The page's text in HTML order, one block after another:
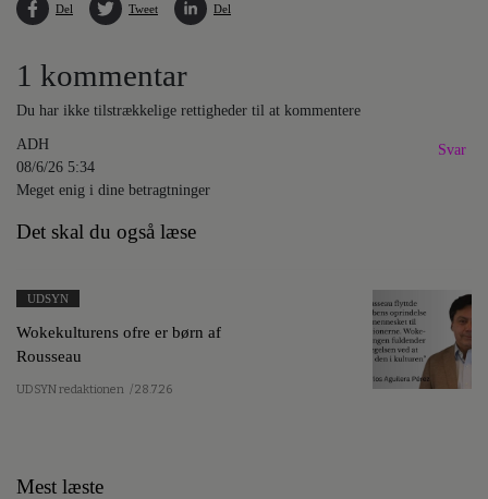
Del Tweet Del
1 kommentar
Du har ikke tilstrækkelige rettigheder til at kommentere
ADH
08/6/26 5:34
Meget enig i dine betragtninger
Svar
Det skal du også læse
UDSYN
Wokekulturens ofre er børn af
Rousseau
UDSYN redaktionen / 28.7.26
Mest læste